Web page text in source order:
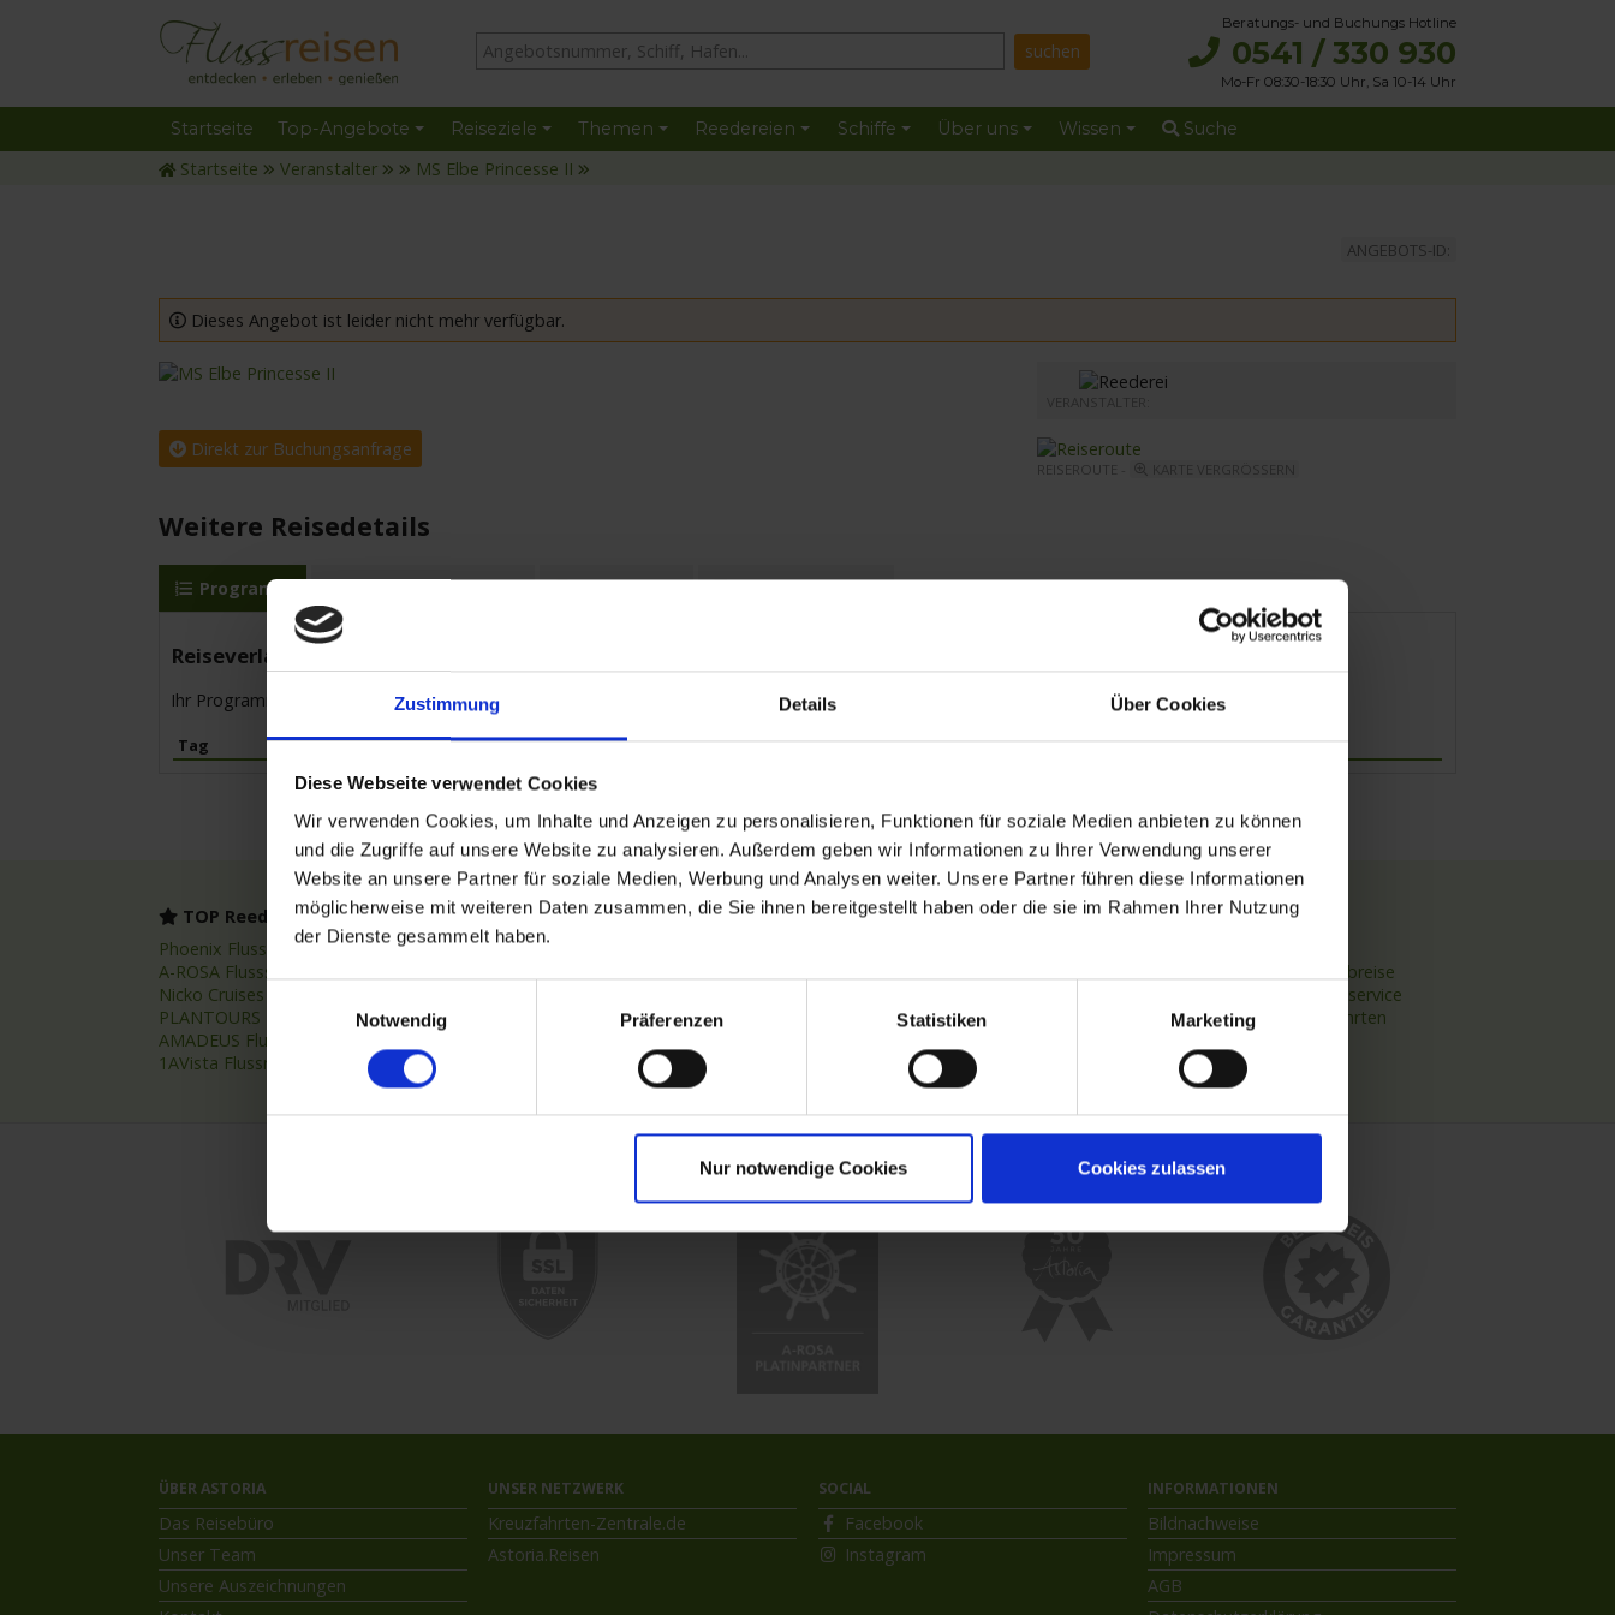
Zustimmung Details Über Cookies
Diese Webseite verwendet Cookies
Wir verwenden Cookies, um Inhalte und Anzeigen zu personalisieren, Funktionen für soziale Medien anbieten zu können
und die Zugriffe auf unsere Website zu analysieren. Außerdem geben wir Informationen zu Ihrer Verwendung unserer
Website an unsere Partner für soziale Medien, Werbung und Analysen weiter. Unsere Partner führen diese Informationen
möglicherweise mit weiteren Daten zusammen, die Sie ihnen bereitgestellt haben oder die sie im Rahmen Ihrer Nutzung
der Dienste gesammelt haben.
Notwendig
Präferenzen Statistiken Marketing
Nur notwendige Cookies Cookies zulassen
Beratungs- und Buchungs Hotline
0541 / 330 930
Mo-Fr 08:30-18:30 Uhr, Sa 10-14 Uhr
Startseite Top-Angebote Reiseziele Themen Reedereien Schiffe Über uns Wissen Suche
Startseite Veranstalter MS Elbe Princesse II
ANGEBOTS-ID:
Dieses Angebot ist leider nicht mehr verfügbar.
mit der MS Elbe Princesse II
Direkt zur Buchungsanfrage
REISEROUTE -
Weitere Reisedetails
Programm MS Elbe Princesse II Leistungen Reisedokumente
Reiseverlauf
Ihr Programm für die Kreuzfahrt vom 11.06.2026 bis zum 01.01.1970
Tag Hafen Ankunft Abfahrt
TOP Reedereien
Phoenix Flussreisen
A-ROSA Flussschiff GmbH
Nicko Cruises Flussreisen
PLANTOURS Kreuzfahrten
AMADEUS Flusskreuzfahrten
1AVista Flussreisen
TOP Reiseziele
Flussreisen Deutschland
Asien Flusskreuzfahrten
TOP Flussschiffe
nickoVISION
MS VistaExplorer
TOP Themen
Flussreisen mit An- und Abreise
Deutschsprachiger Gästeservice
Last Minute Flusskreuzfahrten
Kreuzfahrthäfen
ÜBER ASTORIA
Das Reisebüro
Unser Team
Unsere Auszeichnungen
UNSER NETZWERK
Kreuzfahrten-Zentrale.de
Astoria.Reisen
SOCIAL
Facebook
Instagram
INFORMATIONEN
Bildnachweise
Impressum
AGB